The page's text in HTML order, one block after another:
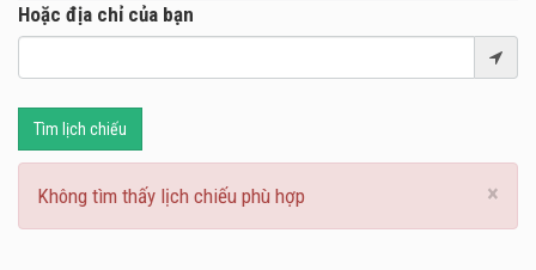
Hoặc địa chỉ của bạn
Tìm lịch chiếu
×
Không tìm thấy lịch chiếu phù hợp